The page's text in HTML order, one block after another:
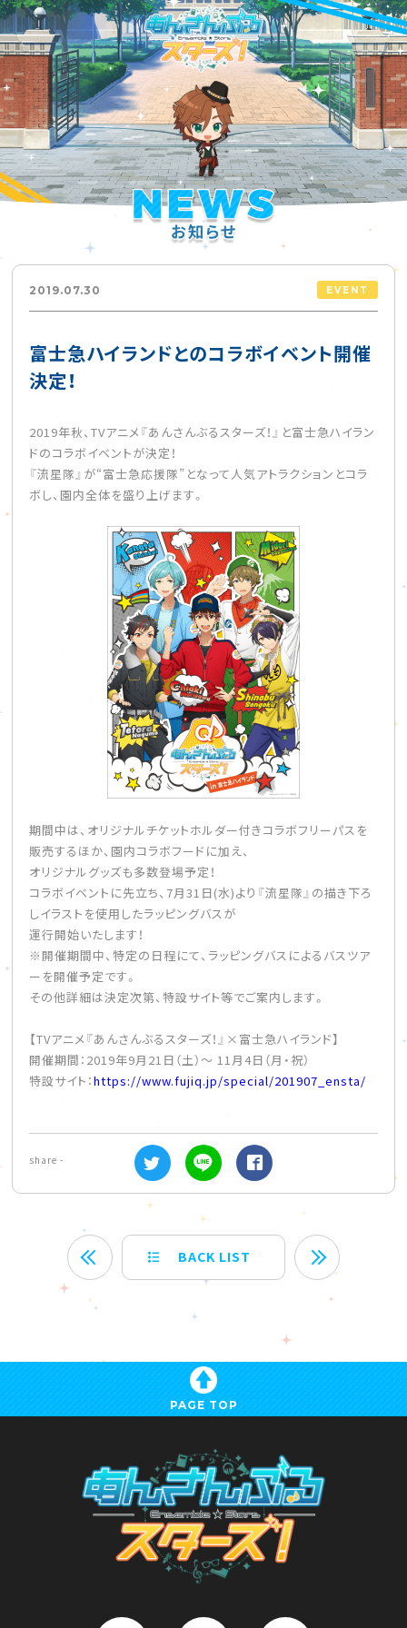
2019.07.30 EVENT
富士急ハイランドとのコラボイベント開催
決定！
2019年秋、TVアニメ『あんさんぶるスターズ！』と富士急ハイラン
ドのコラボイベントが決定！
『流星隊』が“富士急応援隊”となって人気アトラクションとコラ
ボし、園内全体を盛り上げます。
期間中は、オリジナルチケットホルダー付きコラボフリーパスを
販売するほか、園内コラボフードに加え、
オリジナルグッズも多数登場予定！
コラボイベントに先立ち、7月31日(水)より『流星隊』の描き下ろ
しイラストを使用したラッピングバスが
運行開始いたします！
※開催期間中、特定の日程にて、ラッピングバスによるバスツア
ーを開催予定です。
その他詳細は決定次第、特設サイト等でご案内します。
【TVアニメ『あんさんぶるスターズ！』×富士急ハイランド】
開催期間：2019年9月21日（土）～ 11月4日（月・祝）
特設サイト：https://www.fujiq.jp/special/201907_ensta/
share -
BACK LIST
PAGE TOP